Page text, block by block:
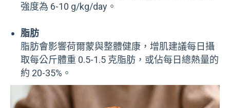
強度為 6-10 g/kg/day。
脂肪
脂肪會影響荷爾蒙與整體健康，增肌建議每日攝
取每公斤體重 0.5-1.5 克脂肪，或佔每日總熱量的
約 20-35%。